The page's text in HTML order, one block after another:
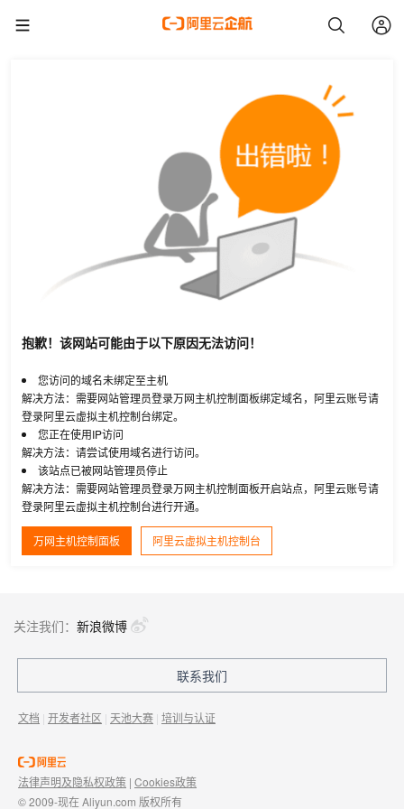
抱歉！该网站可能由于以下原因无法访问！
您访问的域名未绑定至主机
解决方法：需要网站管理员登录万网主机控制面板绑定域名，阿里云账号请
登录阿里云虚拟主机控制台绑定。
您正在使用IP访问
解决方法：请尝试使用域名进行访问。
该站点已被网站管理员停止
解决方法：需要网站管理员登录万网主机控制面板开启站点，阿里云账号请
登录阿里云虚拟主机控制台进行开通。
万网主机控制面板 阿里云虚拟主机控制台